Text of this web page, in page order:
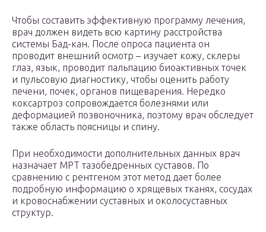
Чтобы составить эффективную программу лечения,
врач должен видеть всю картину расстройства
системы Бад-кан. После опроса пациента он
проводит внешний осмотр – изучает кожу, склеры
глаз, язык, проводит пальпацию биоактивных точек
и пульсовую диагностику, чтобы оценить работу
печени, почек, органов пищеварения. Нередко
коксартроз сопровождается болезнями или
деформацией позвоночника, поэтому врач обследует
также область поясницы и спину.
При необходимости дополнительных данных врач
назначает МРТ тазобедренных суставов. По
сравнению с рентгеном этот метод дает более
подробную информацию о хрящевых тканях, сосудах
и кровоснабжении суставных и околосуставных
структур.